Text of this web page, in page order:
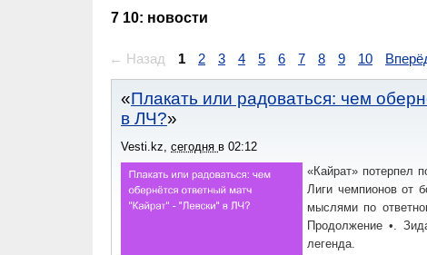
7 10: новости
← Назад 1 2 3 4 5 6 7 8 9 10
Плакать или радоваться: чем
в ЛЧ?
Vesti.kz, сегодня в 02:12
«Кайрат» потерпел
Лиги чемпионов от
мыслями по
Продолжение •.
легенда.